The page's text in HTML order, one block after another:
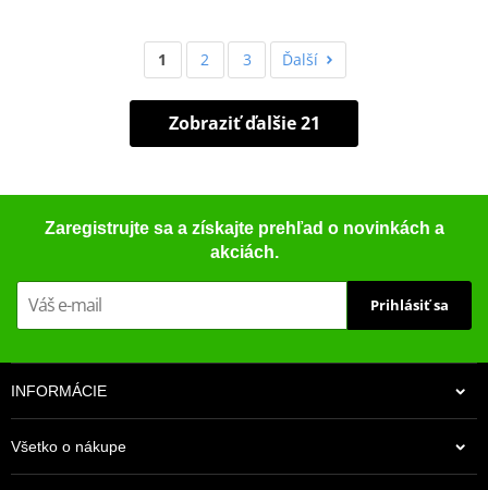
1 2 3 Ďalší
Zobraziť ďalšie 21
Zaregistrujte sa a získajte prehľad o novinkách a
akciách.
Prihlásiť sa
INFORMÁCIE
Všetko o nákupe